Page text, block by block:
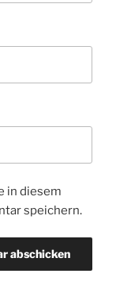
in diesem
speichern.